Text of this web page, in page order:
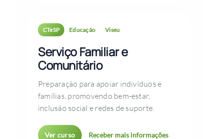
CTeSP Educação Viseu
Serviço Familiar e
Comunitário
Preparação para apoiar indivíduos e
famílias, promovendo bem-estar,
inclusão social e redes de suporte.
Ver curso Receber mais informações